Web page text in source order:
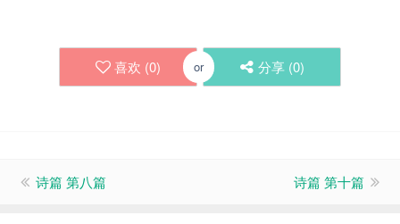
喜欢 (0) or 分享 (0)
诗篇 第八篇 诗篇 第十篇